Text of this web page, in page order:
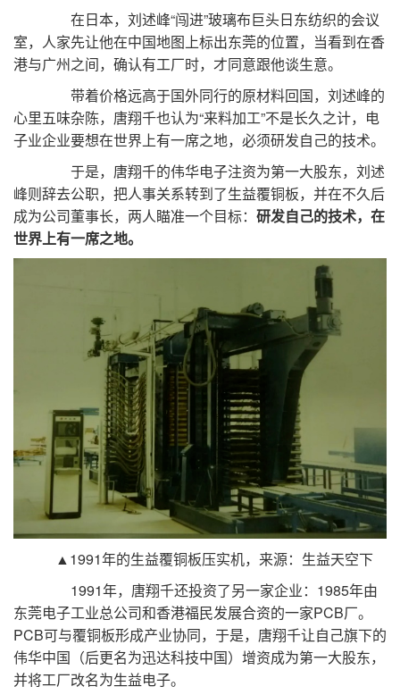
在日本，刘述峰“闯进”玻璃布巨头日东纺织的会议
室，人家先让他在中国地图上标出东莞的位置，当看到在香
港与广州之间，确认有工厂时，才同意跟他谈生意。
带着价格远高于国外同行的原材料回国，刘述峰的
心里五味杂陈，唐翔千也认为“来料加工”不是长久之计，电
子业企业要想在世界上有一席之地，必须研发自己的技术。
于是，唐翔千的伟华电子注资为第一大股东，刘述
峰则辞去公职，把人事关系转到了生益覆铜板，并在不久后
成为公司董事长，两人瞄准一个目标： 研发自己的技术，在
世界上有一席之地。
▲1991年的生益覆铜板压实机，来源：生益天空下
1991年，唐翔千还投资了另一家企业：1985年由
东莞电子工业总公司和香港福民发展合资的一家PCB厂。
PCB可与覆铜板形成产业协同，于是，唐翔千让自己旗下的
伟华中国（后更名为迅达科技中国）增资成为第一大股东，
并将工厂改名为生益电子。